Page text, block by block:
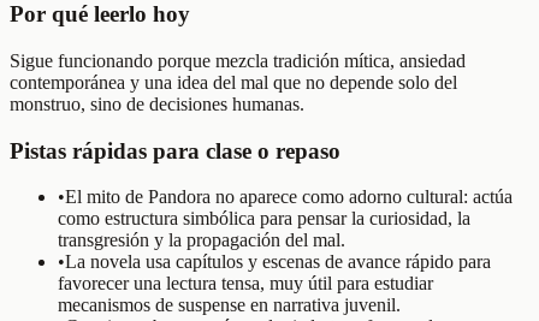
Por qué leerlo hoy
Sigue funcionando porque mezcla tradición mítica, ansiedad
contemporánea y una idea del mal que no depende solo del
monstruo, sino de decisiones humanas.
Pistas rápidas para clase o repaso
•El mito de Pandora no aparece como adorno cultural: actúa
como estructura simbólica para pensar la curiosidad, la
transgresión y la propagación del mal.
•La novela usa capítulos y escenas de avance rápido para
favorecer una lectura tensa, muy útil para estudiar
mecanismos de suspense en narrativa juvenil.